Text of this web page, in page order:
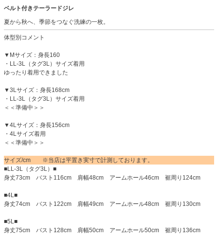
ベルト付きテーラードジレ
夏から秋へ、季節をつなぐ洗練の一枚。
体型別コメント
▼Mサイズ：身長160
・LL-3L（タグ3L）サイズ着用
ゆったり着用できました
▼3Lサイズ：身長168cm
・LL-3L（タグ3L）サイズ着用
＜＜準備中＞＞
▼4Lサイズ：身長156cm
・4Lサイズ着用
＜＜準備中＞＞
サイズ/cm ※当店は平置き実寸で計測しております。
■LL-3L（タグ3L）■
身丈73cm バスト116cm 肩幅48cm アームホール46cm 裾周り124cm
■4L■
身丈74cm バスト122cm 肩幅49cm アームホール48cm 裾周り130cm
■5L■
身丈75cm バスト128cm 肩幅50cm アームホール50cm 裾周り136cm